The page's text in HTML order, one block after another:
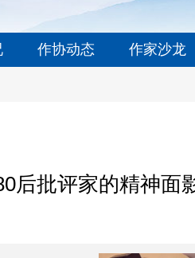
作协动态 作家沙龙
后批评家的精神